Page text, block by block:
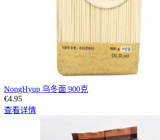
NongHyup 乌冬面 900克
€4.95
查看详情